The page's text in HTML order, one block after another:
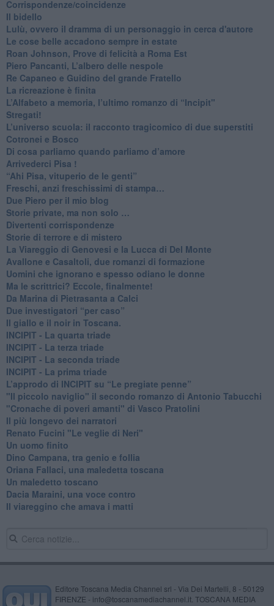
Corrispondenze/coincidenze
Il bidello
Lulù, ovvero il dramma di un personaggio in cerca d'autore
Le cose belle accadono sempre in estate
Roan Johnson, Prove di felicità a Roma Est
Piero Pancanti, L’albero delle nespole
Re Capaneo e Guidino del grande Fratello
La ricreazione è finita
​L’Alfabeto a memoria, l’ultimo romanzo di “Incipit"
​Stregati!
L’universo scuola: il racconto tragicomico di due superstiti
Cotronei e Bosco
Di cosa parliamo quando parliamo d’amore
Arrivederci Pisa !
​“Ahi Pisa, vituperio de le genti”
Freschi, anzi freschissimi di stampa…
​Due Piero per il mio blog
​Storie private, ma non solo …
Divertenti corrispondenze
Storie di terrore e di mistero
La Viareggio di Genovesi e la Lucca di Del Monte
Avallone e Casaltoli, due romanzi di formazione
​Uomini che ignorano e spesso odiano le donne
Ma le scrittrici? Eccole, finalmente!
Da Marina di Pietrasanta a Calci
​Due investigatori “per caso”
​Il giallo e il noir in Toscana.
INCIPIT - La quarta triade
INCIPIT - La terza triade
INCIPIT - La seconda triade
INCIPIT - La prima triade
L’approdo di INCIPIT su “Le pregiate penne”
​"Il piccolo naviglio" il secondo romanzo di Antonio Tabucchi
​"Cronache di poveri amanti" di Vasco Pratolini
​Il più longevo dei narratori
Renato Fucini "Le veglie di Neri"
Un uomo finito
​Dino Campana, tra genio e follia
​Oriana Fallaci, una maledetta toscana
​Un maledetto toscano
​Dacia Maraini, una voce contro
​Il viareggino che amava i matti
Editore Toscana Media Channel srl - Via Dei Martelli, 8 - 50129
FIRENZE - info@toscanamediachannel.it. TOSCANA MEDIA